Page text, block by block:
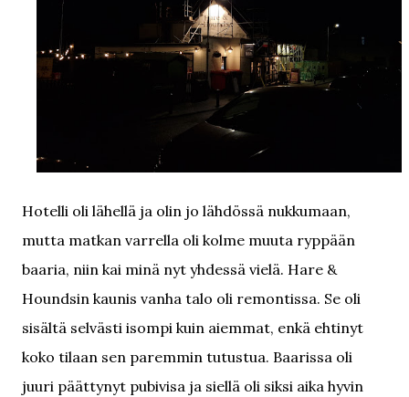
Hotelli oli lähellä ja olin jo lähdössä nukkumaan,
mutta matkan varrella oli kolme muuta ryppään
baaria, niin kai minä nyt yhdessä vielä. Hare &
Houndsin kaunis vanha talo oli remontissa. Se oli
sisältä selvästi isompi kuin aiemmat, enkä ehtinyt
koko tilaan sen paremmin tutustua. Baarissa oli
juuri päättynyt pubivisa ja siellä oli siksi aika hyvin